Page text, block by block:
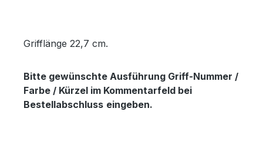
Grifflänge 22,7 cm.
Bitte gewünschte Ausführung Griff-Nummer /
Farbe / Kürzel im Kommentarfeld bei
Bestellabschluss eingeben.